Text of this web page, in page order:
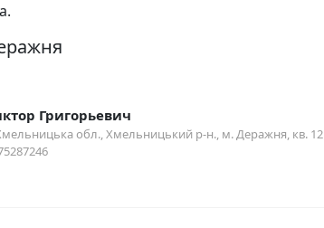
Григорьевич
обл., Хмельницький р-н., м. Деражня, кв. 12